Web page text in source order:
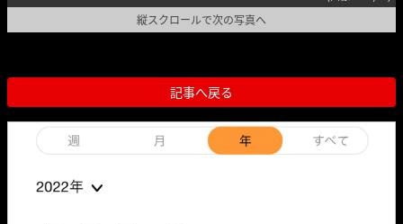
縦スクロールで次の写真へ
記事へ戻る